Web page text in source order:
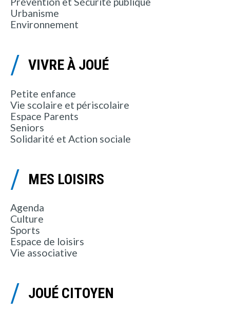
Urbanisme
Environnement
VIVRE À JOUÉ
Petite enfance
Vie scolaire et périscolaire
Espace Parents
Seniors
Solidarité et Action sociale
MES LOISIRS
Agenda
Culture
Sports
Espace de loisirs
Vie associative
JOUÉ CITOYEN